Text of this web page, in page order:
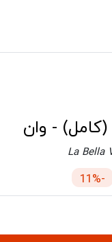
- وان
La Bella
-11%